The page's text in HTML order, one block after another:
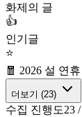
화제의 글
👍
인기글
⭐
🧧 2026 설 연휴
더보기 (23)
수집 진행도23 /